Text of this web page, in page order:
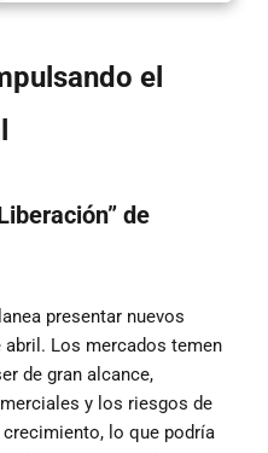
el
de
presentar nuevos
abril. Los mercados temen
de gran alcance,
y los riesgos de
lo que podría